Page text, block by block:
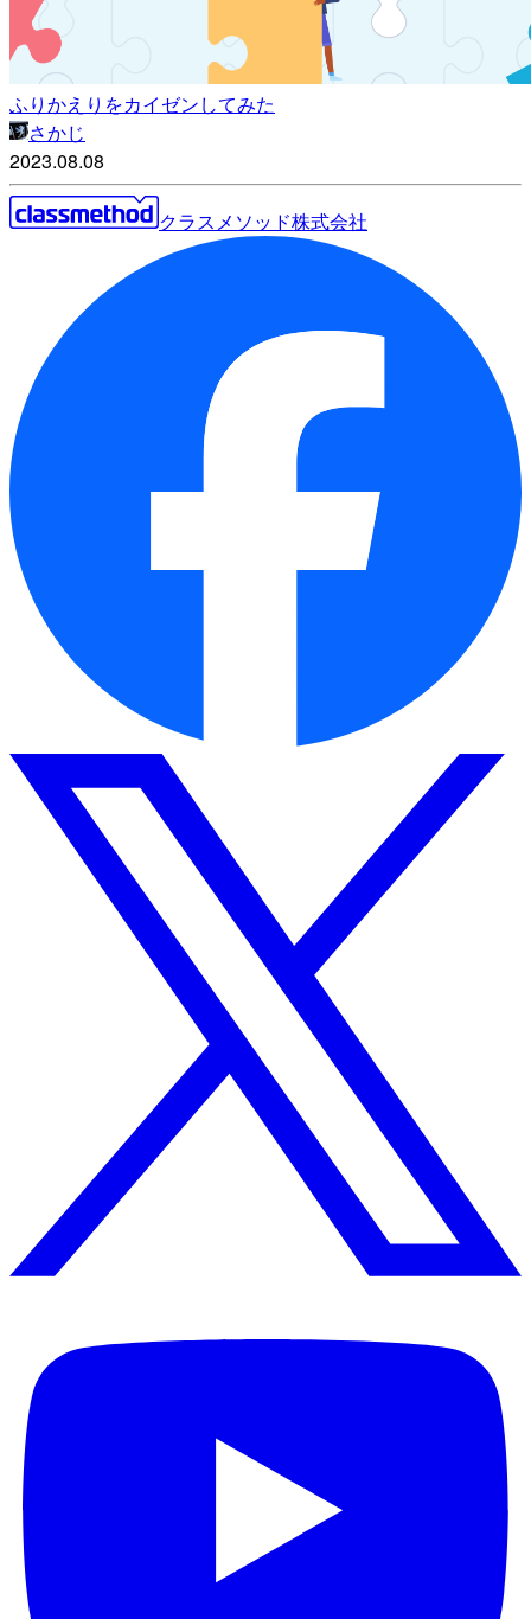
ふりかえりをカイゼンしてみた
さかじ
2023.08.08
クラスメソッド株式会社